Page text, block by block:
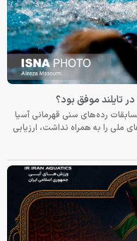
تایلند موفق بود؟
رده‌های سنی قهرمانی آسیا
ملی را به همراه نداشت، ارزیابی